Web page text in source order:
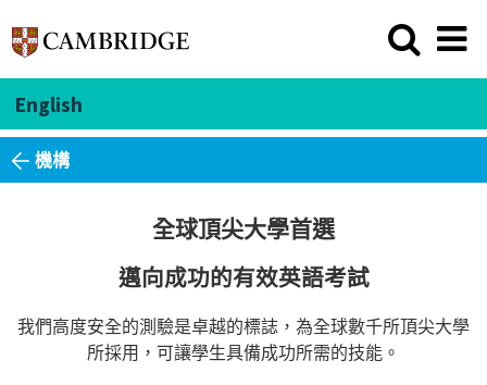
English
機構
全球頂尖大學首選
邁向成功的有效英語考試
我們高度安全的測驗是卓越的標誌，為全球數千所頂尖大學
所採用，可讓學生具備成功所需的技能。